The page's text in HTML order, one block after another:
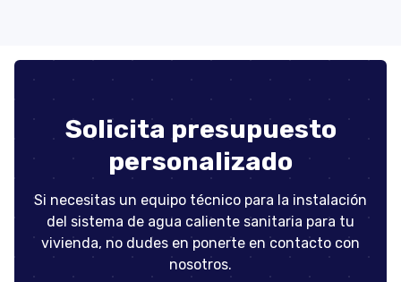
Solicita presupuesto
personalizado
Si necesitas un equipo técnico para la instalación
del sistema de agua caliente sanitaria para tu
vivienda, no dudes en ponerte en contacto con
nosotros.